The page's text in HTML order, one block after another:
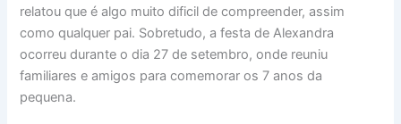
relatou que é algo muito dificil de compreender, assim
como qualquer pai. Sobretudo, a festa de Alexandra
ocorreu durante o dia 27 de setembro, onde reuniu
familiares e amigos para comemorar os 7 anos da
pequena.